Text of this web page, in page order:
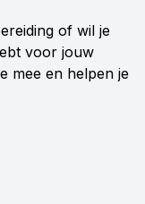
of wil je
voor jouw
mee en helpen je